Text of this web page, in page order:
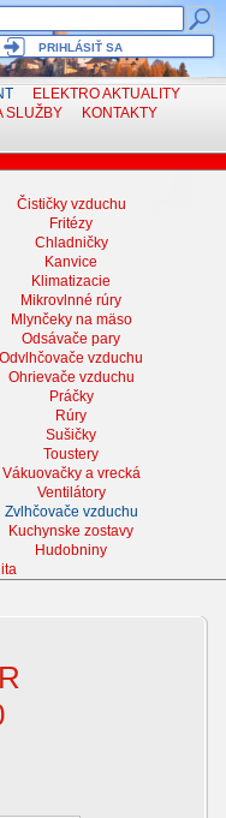
PRIHLÁSIŤ SA
ELEKTROAKTUALITY
SLUŽBY KONTAKTY
Čističky vzduchu
Fritézy
Chladničky
Kanvice
Klimatizacie
Mikrovlnné rúry
Mlynčeky na mäso
Odsávače pary
Odvlhčovače vzduchu
Ohrievače vzduchu
Práčky
Rúry
Sušičky
Toustery
Vákuovačky a vrecká
Ventilátory
Zvlhčovače vzduchu
Kuchynske zostavy
Hudobniny